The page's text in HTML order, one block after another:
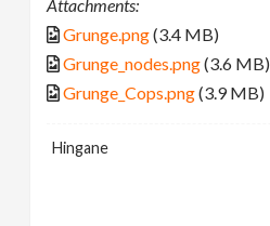
Attachments:
Grunge.png(3.4 MB)
Grunge_nodes.png(3.6 MB)
Grunge_Cops.png(3.9 MB)
Hingane